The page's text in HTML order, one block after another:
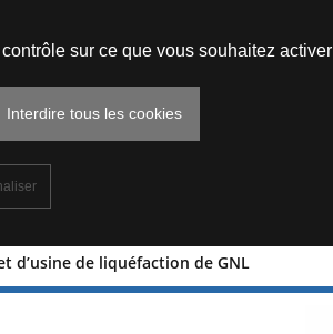
d’usine de liquéfaction de GNL
dans un
sur ce que vous souhaitez activer
Interdire tous les cookies